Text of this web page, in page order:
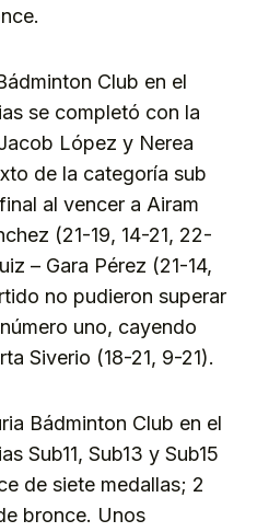
Club en el
se completó con la
López y Nerea
de la categoría sub
al vencer a Airam
(21-19, 14-21, 22-
– Gara Pérez (21-14,
no pudieron superar
uno, cayendo
Siverio (18-21, 9-21).
Bádminton Club en el
Sub11, Sub13 y Sub15
de siete medallas; 2
bronce. Unos